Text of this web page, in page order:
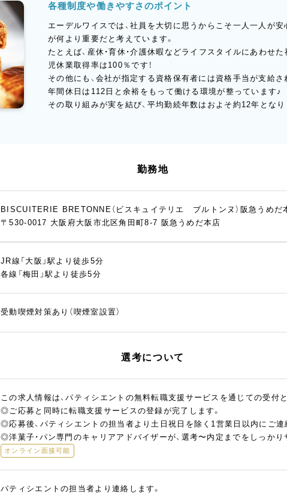
各種制度や働きやすさのポイント
エーデルワイスでは、社員を大切に思うからこそ一人一人が
が何より重要だと考えています。
たとえば、産休・育休・介護休暇などライフスタイルにあわせ
児休業取得率は100％です！
その他にも、会社が指定する資格保有者には資格手当が支給
年間休日は112日と余裕をもって働ける環境が整っています♪
その取り組みが実を結び、平均勤続年数はおよそ約12年となり
勤務地
BISCUITERIE BRETONNE（ビスキュイテリエ ブルトンヌ）阪急うめだ
〒530-0017 大阪府大阪市北区角田町8-7 阪急うめだ本店
JR線「大阪」駅より徒歩5分
各線「梅田」駅より徒歩5分
受動喫煙対策あり（喫煙室設置）
選考について
この求人情報は、パティシエントの無料転職支援サービスを通じての受付と
◎ご応募と同時に転職支援サービスの登録が完了します。
◎応募後、パティシエントの担当者より土日祝日を除く1営業日以内にご連
◎洋菓子・パン専門のキャリアアドバイザーが、選考〜内定までをしっかり
オンライン面接可能
パティシエントの担当者より連絡します。